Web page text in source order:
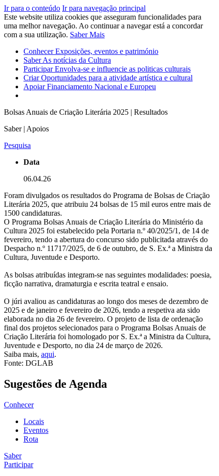
Ir para o conteúdo Ir para navegação principal
Este website utiliza cookies que asseguram funcionalidades para
uma melhor navegação. Ao continuar a navegar está a concordar
com a sua utilização. Saber Mais
ConhecerExposições, eventos e património
SaberAs notícias da Cultura
ParticiparEnvolva-se e influencie as politicas culturais
CriarOportunidades para a atividade artística e cultural
ApoiarFinanciamento Nacional e Europeu
Bolsas Anuais de Criação Literária 2025 | Resultados
Saber | Apoios
Pesquisa
Data
06.04.26
Foram divulgados os resultados do Programa de Bolsas de Criação
Literária 2025, que atribuiu 24 bolsas de 15 mil euros entre mais de
1500 candidaturas.
O Programa Bolsas Anuais de Criação Literária do Ministério da
Cultura 2025 foi estabelecido pela Portaria n.º 40/2025/1, de 14 de
fevereiro, tendo a abertura do concurso sido publicitada através do
Despacho n.º 11717/2025, de 6 de outubro, de S. Ex.ª a Ministra da
Cultura, Juventude e Desporto.
As bolsas atribuídas integram-se nas seguintes modalidades: poesia,
ficção narrativa, dramaturgia e escrita teatral e ensaio.
O júri avaliou as candidaturas ao longo dos meses de dezembro de
2025 e de janeiro e fevereiro de 2026, tendo a respetiva ata sido
elaborada no dia 26 de fevereiro. O projeto de lista de ordenação
final dos projetos selecionados para o Programa Bolsas Anuais de
Criação Literária foi homologado por S. Ex.ª a Ministra da Cultura,
Juventude e Desporto, no dia 24 de março de 2026.
Saiba mais, aqui.
Fonte: DGLAB
Sugestões de Agenda
Conhecer
Locais
Eventos
Rota
Saber
Participar